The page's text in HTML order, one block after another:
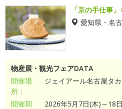
「京の手仕事
愛知県・名
物産展・観光フェアDATA
開催場
所：
ジェイアール名古屋タ
開催期
2026年5月7日(木)～18